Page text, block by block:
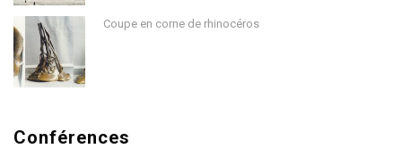
Coupe en corne de rhinocéros
Conférences